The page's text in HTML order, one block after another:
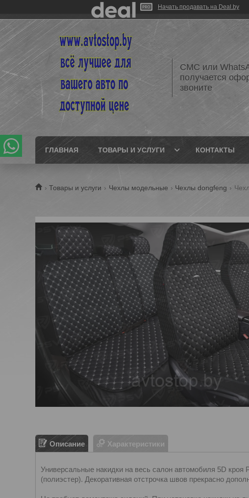
Начать продавать на Deal.by
СМС или
получается
звоните
ГЛАВНАЯ ТОВАРЫ И УСЛУГИ КОНТАКТЫ
Товары и услуги Чехлы модельные Чехлы dongfeng
Описание Характеристики
Универсальные накидки на весь салон автомобиля 5D кроя
(полиэстер). Декоративная отстрочка швов прекрасно